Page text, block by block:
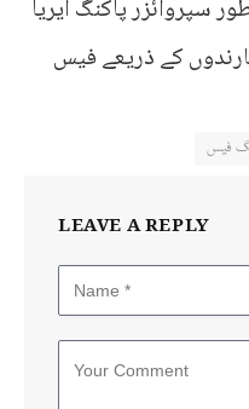
سپروائزر پاکنگ ایریا
کے ذریعے فیس
فیس
LEAVE A REPLY